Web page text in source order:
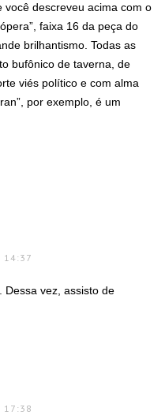
descreveu acima com o
faixa 16 da peça do
brilhantismo. Todas as
bufônico de taverna, de
viés político e com alma
por exemplo, é um
14:37
Dessa vez, assisto de
17:38